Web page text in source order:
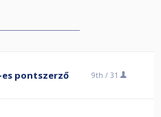
es pontszerző 9th / 31